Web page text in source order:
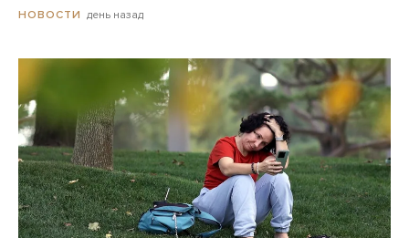
НОВОСТИ день назад